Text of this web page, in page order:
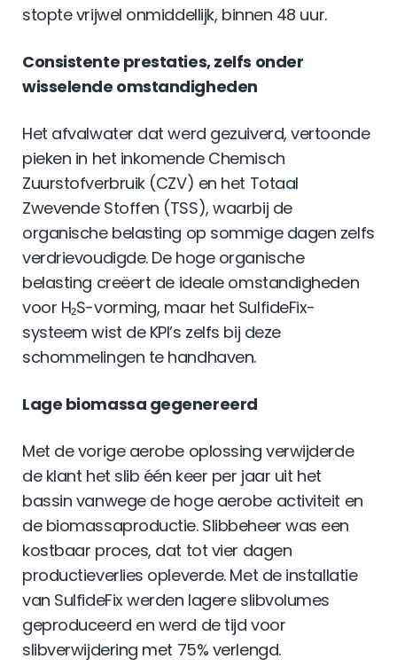
stopte vrijwel onmiddellijk, binnen 48 uur.
Consistente prestaties, zelfs onder
wisselende omstandigheden
Het afvalwater dat werd gezuiverd, vertoonde
pieken in het inkomende Chemisch
Zuurstofverbruik (CZV) en het Totaal
Zwevende Stoffen (TSS), waarbij de
organische belasting op sommige dagen zelfs
verdrievoudigde. De hoge organische
belasting creëert de ideale omstandigheden
voor H₂S-vorming, maar het SulfideFix-
systeem wist de KPI’s zelfs bij deze
schommelingen te handhaven.
Lage biomassa gegenereerd
Met de vorige aerobe oplossing verwijderde
de klant het slib één keer per jaar uit het
bassin vanwege de hoge aerobe activiteit en
de biomassaproductie. Slibbeheer was een
kostbaar proces, dat tot vier dagen
productieverlies opleverde. Met de installatie
van SulfideFix werden lagere slibvolumes
geproduceerd en werd de tijd voor
slibverwijdering met 75% verlengd.